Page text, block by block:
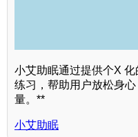
小艾助眠通过提供个X
练习，帮助用户放松身
量。**
小艾助眠